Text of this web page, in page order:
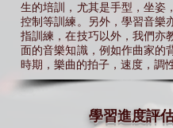
生的培訓，尤其是手型，坐姿
控制等訓練。另外，學習音樂
指訓練，在技巧以外，我們亦
面的音樂知識，例如作曲家的
時期，樂曲的拍子，速度，調
學習進度評